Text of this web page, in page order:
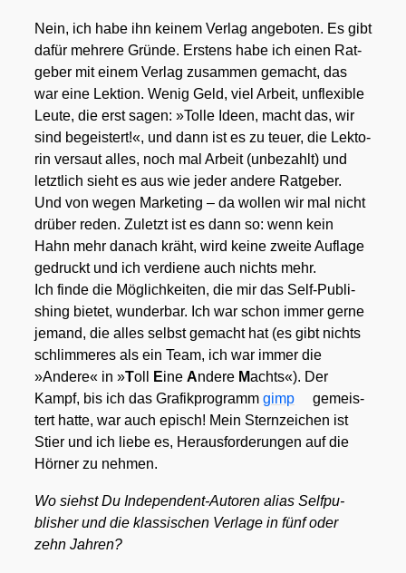
Nein, ich habe ihn kei­nem Ver­lag ange­bo­ten. Es gibt
dafür meh­re­re Grün­de. Ers­tens habe ich einen Rat­
ge­ber mit einem Ver­lag zusam­men gemacht, das
war eine Lek­ti­on. Wenig Geld, viel Arbeit, unfle­xi­ble
Leu­te, die erst sagen: »Tol­le Ideen, macht das, wir
sind begeis­tert!«, und dann ist es zu teu­er, die Lek­to­
rin ver­saut alles, noch mal Arbeit (unbe­zahlt) und
letzt­lich sieht es aus wie jeder ande­re Rat­ge­ber.
Und von wegen Mar­ke­ting – da wol­len wir mal nicht
drü­ber reden. Zuletzt ist es dann so: wenn kein
Hahn mehr danach kräht, wird kei­ne zwei­te Auf­la­ge
gedruckt und ich ver­die­ne auch nichts mehr.
Ich fin­de die Mög­lich­kei­ten, die mir das Self-Publi­
shing bie­tet, wun­der­bar. Ich war schon immer ger­ne
jemand, die alles selbst gemacht hat (es gibt nichts
schlim­me­res als ein Team, ich war immer die
»Ande­re« in »Toll Eine Ande­re Machts«). Der
Kampf, bis ich das Gra­fik­pro­gramm gimp
gemeis­
tert hat­te, war auch episch! Mein Stern­zei­chen ist
Stier und ich lie­be es, Her­aus­for­de­run­gen auf die
Hör­ner zu neh­men.
Wo siehst Du Inde­pen­dent-Autoren ali­as Self­pu­
blisher und die klas­si­schen Ver­la­ge in fünf oder
zehn Jah­ren?